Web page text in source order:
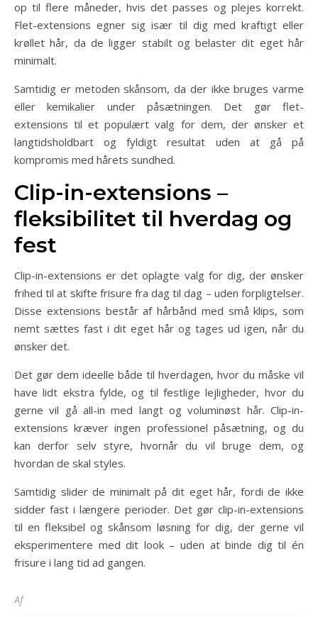
op til flere måneder, hvis det passes og plejes korrekt.
Flet-extensions egner sig især til dig med kraftigt eller
krøllet hår, da de ligger stabilt og belaster dit eget hår
minimalt.
Samtidig er metoden skånsom, da der ikke bruges varme
eller kemikalier under påsætningen. Det gør flet-
extensions til et populært valg for dem, der ønsker et
langtidsholdbart og fyldigt resultat uden at gå på
kompromis med hårets sundhed.
Clip-in-extensions –
fleksibilitet til hverdag og
fest
Clip-in-extensions er det oplagte valg for dig, der ønsker
frihed til at skifte frisure fra dag til dag – uden forpligtelser.
Disse extensions består af hårbånd med små klips, som
nemt sættes fast i dit eget hår og tages ud igen, når du
ønsker det.
Det gør dem ideelle både til hverdagen, hvor du måske vil
have lidt ekstra fylde, og til festlige lejligheder, hvor du
gerne vil gå all-in med langt og voluminøst hår. Clip-in-
extensions kræver ingen professionel påsætning, og du
kan derfor selv styre, hvornår du vil bruge dem, og
hvordan de skal styles.
Samtidig slider de minimalt på dit eget hår, fordi de ikke
sidder fast i længere perioder. Det gør clip-in-extensions
til en fleksibel og skånsom løsning for dig, der gerne vil
eksperimentere med dit look – uden at binde dig til én
frisure i lang tid ad gangen.
Af